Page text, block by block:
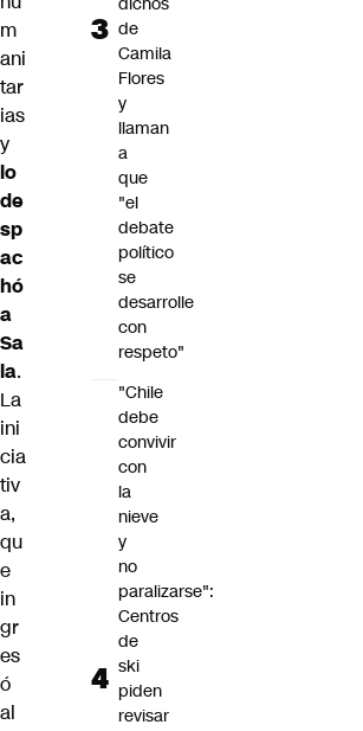
m
ani
tar
ias
y
lo
de
sp
ac
hó
a
Sa
la.
La
ini
cia
tiv
a,
qu
e
in
gr
es
ó
al
de
Camila
Flores
y
llaman
a
que
"el
debate
político
se
desarrolle
con
respeto"
"Chile
debe
convivir
con
la
nieve
y
no
paralizarse":
Centros
de
ski
piden
revisar